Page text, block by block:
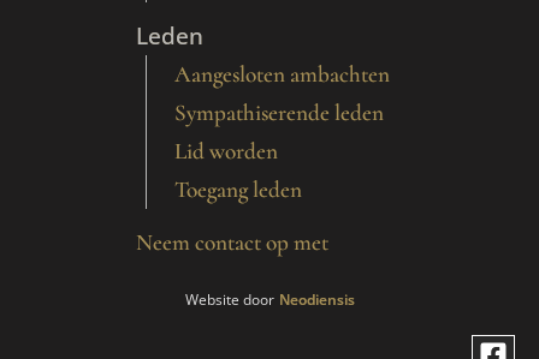
Leden
Aangesloten ambachten
Sympathiserende leden
Lid worden
Toegang leden
Neem contact op met
Website door Neodiensis